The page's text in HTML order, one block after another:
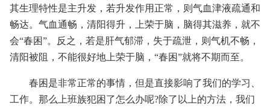
其生理特性是主升发，若升发作用正常，则气血津液疏通和
畅达。气血通畅，清阳得升，上荣于脑，脑得其滋养，就不
会“春困”。反之，若是肝气郁滞，失于疏泄，则气机不畅，
清阳被阻，不能很好地上荣于脑，“春困”就将不期而至。
春困是非常正常的事情，但是直接影响了我们的学习、
工作。那么上班族犯困了怎么办呢?除了以上的方法，我们